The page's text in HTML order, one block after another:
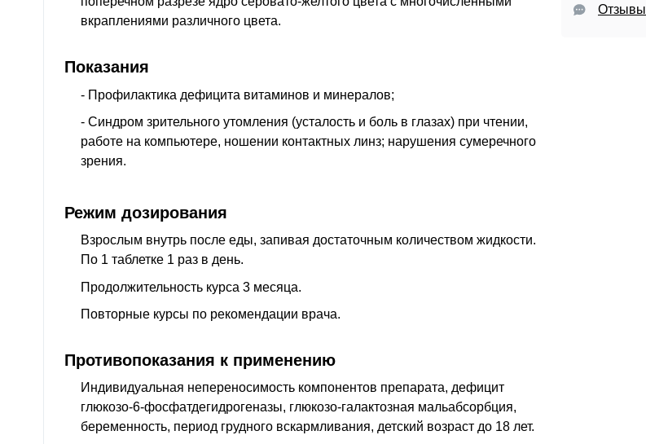
вкраплениями различного цвета.
Показания
- Профилактика дефицита витаминов и минералов;
- Синдром зрительного утомления (усталость и боль в глазах) при чтении,
работе на компьютере, ношении контактных линз; нарушения сумеречного
зрения.
Режим дозирования
Взрослым внутрь после еды, запивая достаточным количеством жидкости.
По 1 таблетке 1 раз в день.
Продолжительность курса 3 месяца.
Повторные курсы по рекомендации врача.
Противопоказания к применению
Индивидуальная непереносимость компонентов препарата, дефицит
глюкозо-6-фосфатдегидрогеназы, глюкозо-галактозная мальабсорбция,
беременность, период грудного вскармливания, детский возраст до 18 лет.
Отзывы